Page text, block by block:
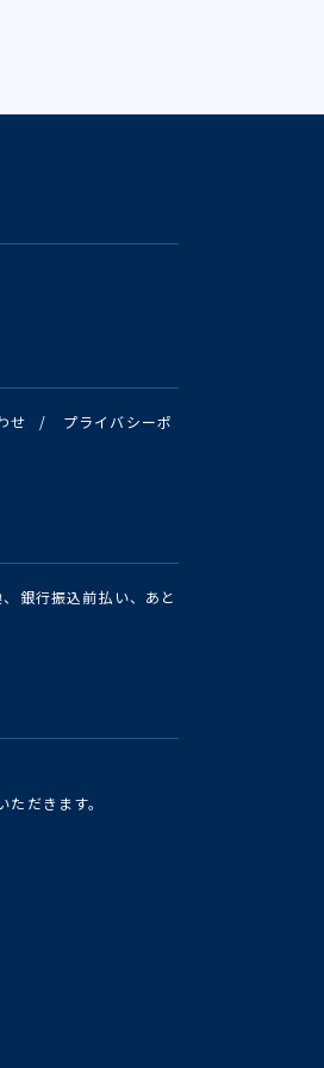
せ /
プライバシーポ
銀行振込前払い、あと
だきます。